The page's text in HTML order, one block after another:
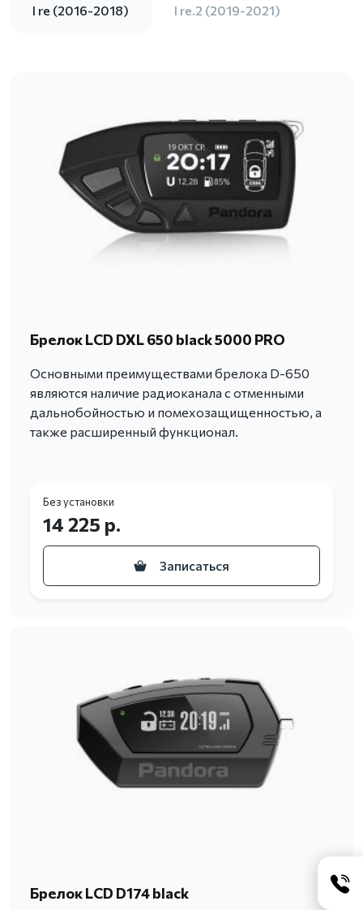
I re (2016-2018) I re.2 (2019-2021)
Брелок LCD DXL 650 black 5000 PRO
Основными преимуществами брелока D-650
являются наличие радиоканала с отменными
дальнобойностью и помехозащищенностью, а
также расширенный функционал.
Без установки
14 225 р.
Записаться
Брелок LCD D174 black